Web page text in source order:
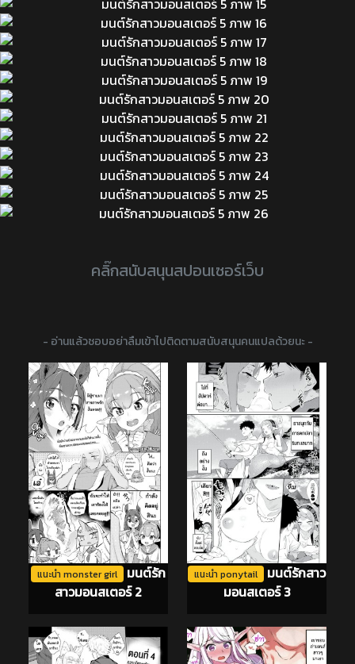
คลิ๊กสนับสนุนสปอนเซอร์เว็บ
- อ่านแล้วชอบอย่าลืมเข้าไปติดตามสนับสนุนคนแปลด้วยนะ -
แนะนำ monster girl มนต์รัก
สาวมอนสเตอร์ 2
แนะนำ ponytail มนต์รักสาว
มอนสเตอร์ 3